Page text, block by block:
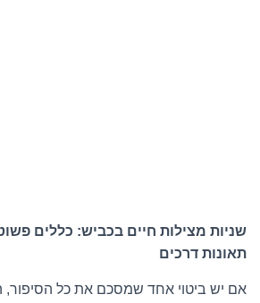
שניות מצילות חיים בכביש: כללים
תאונות דרכים
אם יש ביטוי אחד שמסכם את כל הסיפור,